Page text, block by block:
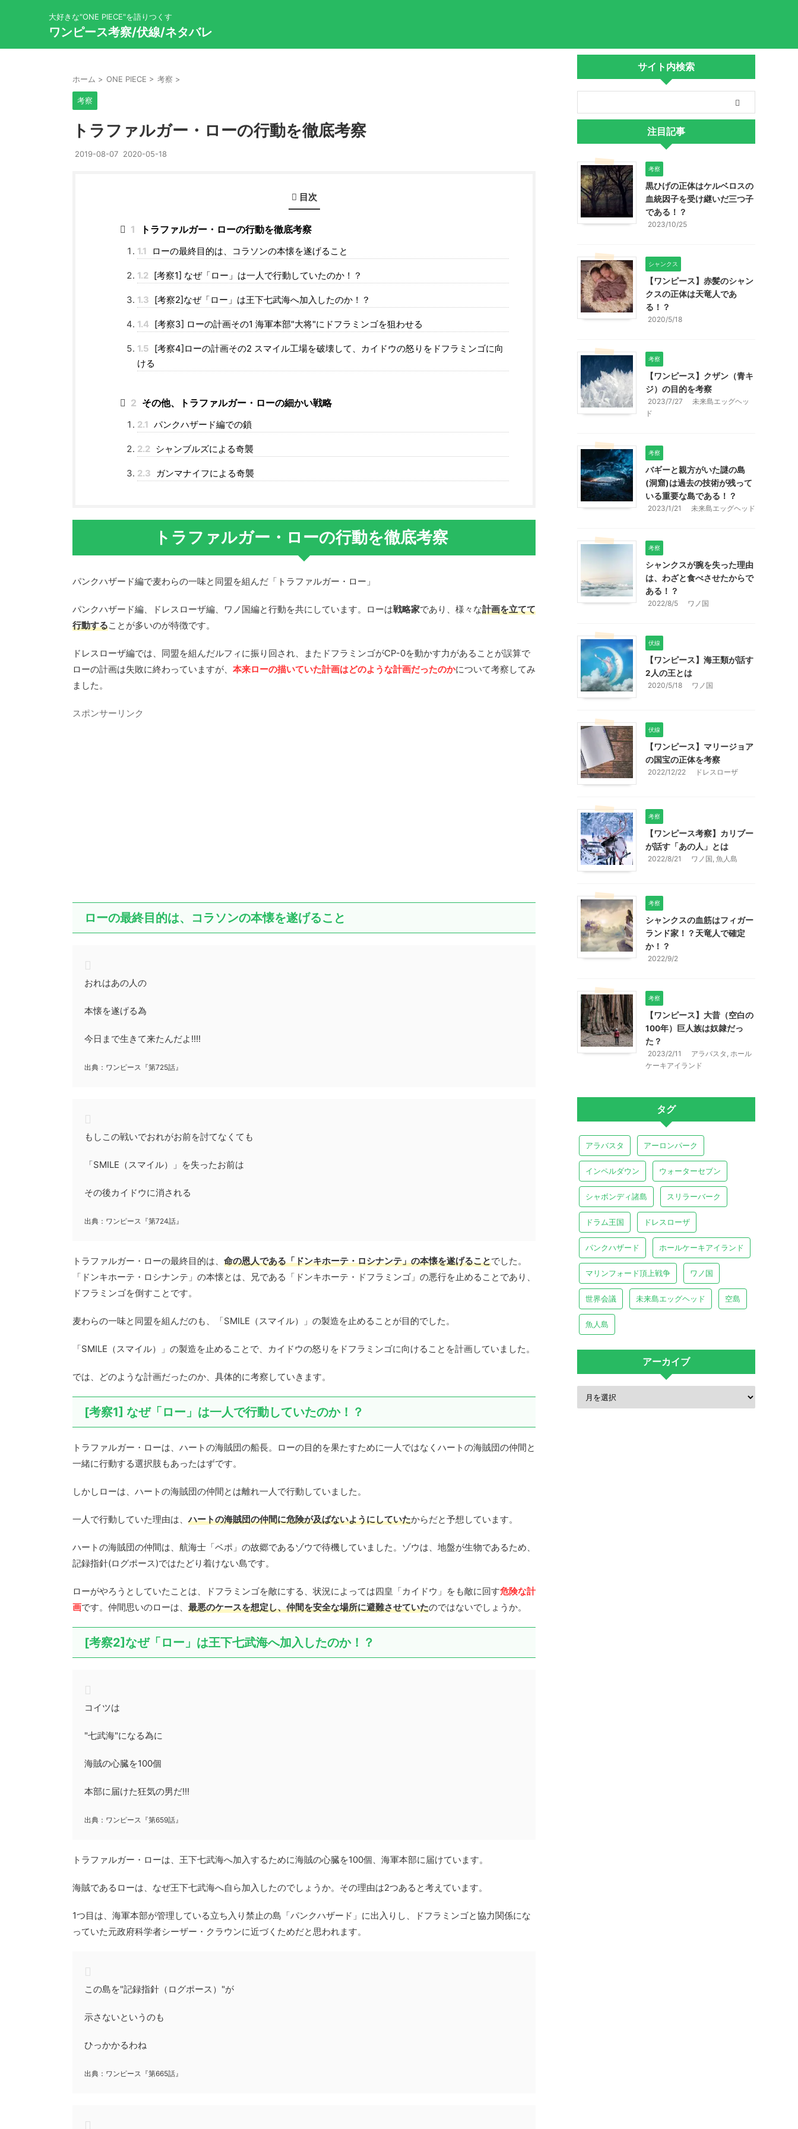
大好きな"ONE PIECE"を語りつくす
ワンピース考察/伏線/ネタバレ
ホーム > ONE PIECE > 考察 >
考察
トラファルガー・ローの行動を徹底考察
2019-08-07 2020-05-18
目次
1 トラファルガー・ローの行動を徹底考察
1.1 ローの最終目的は、コラソンの本懐を遂げること
1.2 [考察1] なぜ「ロー」は一人で行動していたのか！？
1.3 [考察2]なぜ「ロー」は王下七武海へ加入したのか！？
1.4 [考察3] ローの計画その1 海軍本部"大将"にドフラミンゴを狙わせる
1.5 [考察4]ローの計画その2 スマイル工場を破壊して、カイドウの怒りをドフラミンゴに向
ける
2 その他、トラファルガー・ローの細かい戦略
2.1 パンクハザード編での鎖
2.2 シャンブルズによる奇襲
2.3 ガンマナイフによる奇襲
トラファルガー・ローの行動を徹底考察
パンクハザード編で麦わらの一味と同盟を組んだ「トラファルガー・ロー」
パンクハザード編、ドレスローザ編、ワノ国編と行動を共にしています。ローは戦略家であり、様々な計画を立てて
行動することが多いのが特徴です。
ドレスローザ編では、同盟を組んだルフィに振り回され、またドフラミンゴがCP-0を動かす力があることが誤算で
ローの計画は失敗に終わっていますが、 本来ローの描いていた計画はどのような計画だったのかについて考察してみ
ました。
スポンサーリンク
ローの最終目的は、コラソンの本懐を遂げること
おれはあの人の
本懐を遂げる為
今日まで生きて来たんだよ!!!!
出典：ワンピース『第725話』
もしこの戦いでおれがお前を討てなくても
「SMILE（スマイル）」を失ったお前は
その後カイドウに消される
出典：ワンピース『第724話』
トラファルガー・ローの最終目的は、 命の恩人である「ドンキホーテ・ロシナンテ」の本懐を遂げることでした。
「ドンキホーテ・ロシナンテ」の本懐とは、兄である「ドンキホーテ・ドフラミンゴ」の悪行を止めることであり、
ドフラミンゴを倒すことです。
麦わらの一味と同盟を組んだのも、「SMILE（スマイル）」の製造を止めることが目的でした。
「SMILE（スマイル）」の製造を止めることで、カイドウの怒りをドフラミンゴに向けることを計画していました。
では、どのような計画だったのか、具体的に考察していきます。
[考察1] なぜ「ロー」は一人で行動していたのか！？
トラファルガー・ローは、ハートの海賊団の船長。ローの目的を果たすために一人ではなくハートの海賊団の仲間と
一緒に行動する選択肢もあったはずです。
しかしローは、ハートの海賊団の仲間とは離れ一人で行動していました。
一人で行動していた理由は、ハートの海賊団の仲間に危険が及ばないようにしていたからだと予想しています。
ハートの海賊団の仲間は、航海士「ベポ」の故郷であるゾウで待機していました。ゾウは、地盤が生物であるため、
記録指針(ログポース)ではたどり着けない島です。
ローがやろうとしていたことは、ドフラミンゴを敵にする、状況によっては四皇「カイドウ」をも敵に回す危険な計
画です。仲間思いのローは、 最悪のケースを想定し、仲間を安全な場所に避難させていたのではないでしょうか。
[考察2]なぜ「ロー」は王下七武海へ加入したのか！？
コイツは
"七武海"になる為に
海賊の心臓を100個
本部に届けた狂気の男だ!!!
出典：ワンピース『第659話』
トラファルガー・ローは、王下七武海へ加入するために海賊の心臓を100個、海軍本部に届けています。
海賊であるローは、なぜ王下七武海へ自ら加入したのでしょうか。その理由は2つあると考えています。
1つ目は、海軍本部が管理している立ち入り禁止の島「パンクハザード」に出入りし、ドフラミンゴと協力関係にな
っていた元政府科学者シーザー・クラウンに近づくためだと思われます。
この島を"記録指針（ログポース）"が
示さないというのも
ひっかかるわね
出典：ワンピース『第665話』
サイト内検索
注目記事
考察
黒ひげの正体はケルベロスの
血統因子を受け継いだ三つ子
である！？
2023/10/25
シャンクス
【ワンピース】赤髪のシャン
クスの正体は天竜人であ
る！？
2020/5/18
考察
【ワンピース】クザン（青キ
ジ）の目的を考察
2023/7/27
未来島エッグヘッ
ド
考察
バギーと親方がいた謎の島
(洞窟)は過去の技術が残って
いる重要な島である！？
2023/1/21 未来島エッグヘッド
考察
シャンクスが腕を失った理由
は、わざと食べさせたからで
ある！？
2022/8/5 ワノ国
伏線
【ワンピース】海王類が話す
2人の王とは
2020/5/18 ワノ国
伏線
【ワンピース】マリージョア
の国宝の正体を考察
2022/12/22 ドレスローザ
考察
【ワンピース考察】カリブー
が話す「あの人」とは
2022/8/21 ワノ国, 魚人島
考察
シャンクスの血筋はフィガー
ランド家！？天竜人で確定
か！？
2022/9/2
考察
【ワンピース】大昔（空白の
100年）巨人族は奴隷だっ
た？
2023/2/11 アラバスタ , ホール
ケーキアイランド
タグ
アラバスタ アーロンパーク
インペルダウン ウォーターセブン
シャボンディ諸島 スリラーバーク
ドラム王国 ドレスローザ
パンクハザード ホールケーキアイランド
マリンフォード頂上戦争 ワノ国
世界会議 未来島エッグヘッド 空島
魚人島
アーカイブ